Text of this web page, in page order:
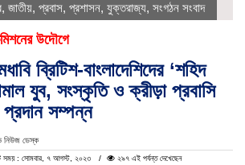
, জাতীয়, প্রবাস, প্রশাসন, যুক্তরাজ্য, সংগঠন সংবাদ
উদৌগে
ব্রিটিশ-বাংলাদেশিদের ‘শহিদ
যুব, সংস্কৃতি ও ক্রীড়া প্রবাসি
সম্পন্ন
নিউজ ডেস্ক
: সোমবার, ৭ আগস্ট, ২০২৩ ২৯৭ এই পর্যন্ত দেখেছেন